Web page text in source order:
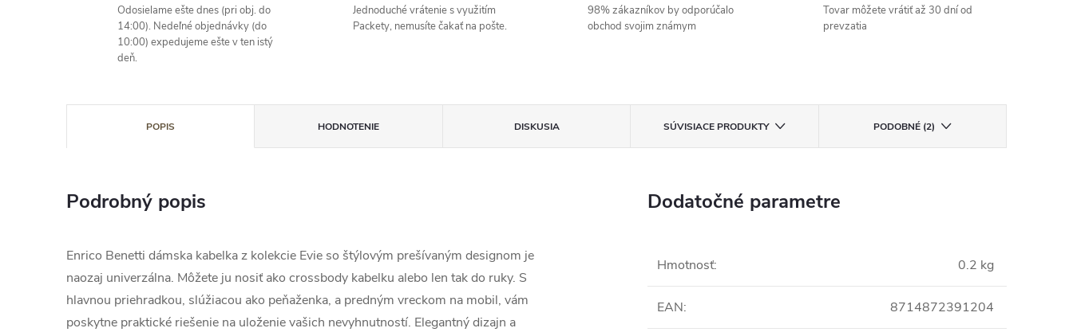
Odosielame ešte dnes (pri obj. do
14:00). Nedeľné objednávky (do
10:00) expedujeme ešte v ten istý
deň.
Jednoduché vrátenie s využitím
Packety, nemusíte čakať na pošte.
98% zákazníkov by odporúčalo
obchod svojim známym
Tovar môžete vrátiť až 30 dní od
prevzatia
POPIS HODNOTENIE DISKUSIA SÚVISIACE PRODUKTY PODOBNÉ (2)
Podrobný popis
Enrico Benetti dámska kabelka z kolekcie Evie so štýlovým prešívaným designom je
naozaj univerzálna. Môžete ju nosiť ako crossbody kabelku alebo len tak do ruky. S
hlavnou priehradkou, slúžiacou ako peňaženka, a predným vreckom na mobil, vám
poskytne praktické riešenie na uloženie vašich nevyhnutností. Elegantný dizajn a
Dodatočné parametre
Hmotnosť: 0.2 kg
EAN: 8714872391204